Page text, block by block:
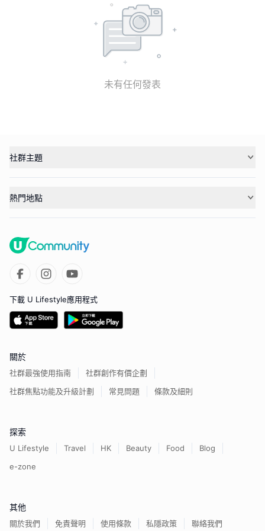
未有任何發表
社群主題
熱門地點
下載 U Lifestyle應用程式
關於
社群最強使用指南
社群創作有價企劃
社群焦點功能及升級計劃
常見問題 條款及細則
探索
U Lifestyle Travel HK Beauty Food
Blog
e-zone
其他
關於我們 免責聲明 使用條款 私隱政策 聯絡我們